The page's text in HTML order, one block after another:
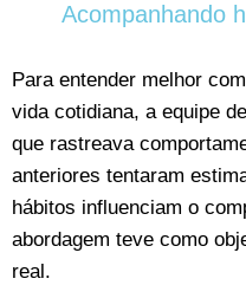
Acompanhando
Para entender melhor
vida cotidiana, a equipe
que rastreava
anteriores tentaram
hábitos influenciam o
abordagem teve como
real.